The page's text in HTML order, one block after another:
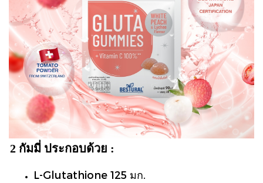
2 กัมมี่ ประกอบด้วย :
L-Glutathione 125 มก.